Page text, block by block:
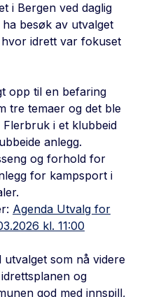
i Bergen ved daglig
besøk av utvalget
idrett var fokuset
opp til en befaring
tre temaer og det ble
Flerbruk i et klubbeid
anlegg.
og forhold for
for kampsport i
Agenda Utvalg for
kl. 11:00
utvalget som nå videre
og
god med innspill,